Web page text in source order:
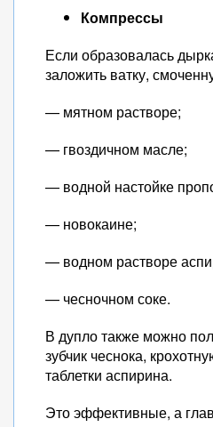
Компрессы
Если образовалась
заложить ватку,
— мятном растворе;
— гвоздичном масле;
— водной настойке
— новокаине;
— водном растворе
— чесночном соке.
В дупло также можно
зубчик чеснока,
таблетки аспирина.
Это эффективные, а